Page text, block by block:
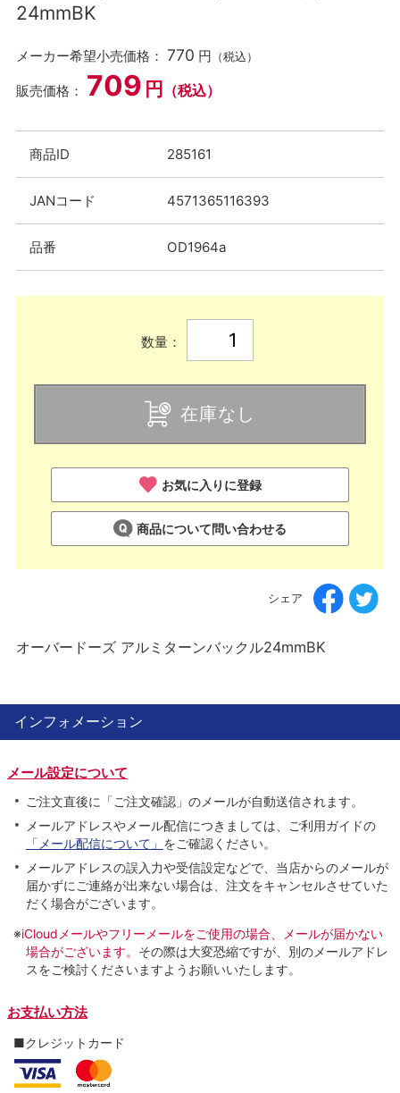
24mmBK
メーカー希望小売価格： 770 円 （税込）
販売価格： 709 円 （税込）
商品ID 285161
JANコード 4571365116393
品番 OD1964a
数量：
在庫なし
お気に入りに登録
商品について問い合わせる
シェア
オーバードーズ アルミターンバックル24mmBK
インフォメーション
メール設定について
ご注文直後に「ご注文確認」のメールが自動送信されます。
メールアドレスやメール配信につきましては、ご利用ガイドの
「メール配信について」 をご確認ください。
メールアドレスの誤入力や受信設定などで、当店からのメールが
届かずにご連絡が出来ない場合は、注文をキャンセルさせていた
だく場合がございます。
※iCloudメールやフリーメールをご使用の場合、メールが届かない
場合がございます。 その際は大変恐縮ですが、別のメールアドレ
スをご検討くださいますようお願いいたします。
お支払い方法
■クレジットカード